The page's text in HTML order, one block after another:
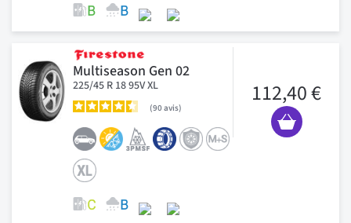
Multiseason Gen 02
225/45 R 18 95V XL
90avis
112,40 €